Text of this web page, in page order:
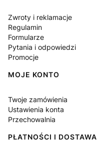
Zwroty i reklamacje
Regulamin
Formularze
Pytania i odpowiedzi
Promocje
MOJE KONTO
Twoje zamówienia
Ustawienia konta
Przechowalnia
PŁATNOŚCI I DOSTAWA